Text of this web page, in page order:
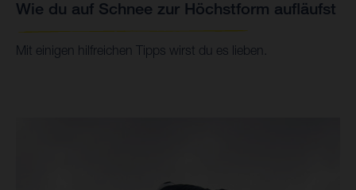
Wie du auf Schnee zur Höchstform aufläufst
Mit einigen hilfreichen Tipps wirst du es lieben.